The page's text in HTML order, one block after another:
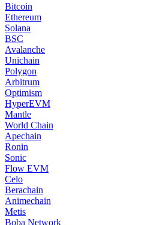
Bitcoin
Ethereum
Solana
BSC
Avalanche
Unichain
Polygon
Arbitrum
Optimism
HyperEVM
Mantle
World Chain
Apechain
Ronin
Sonic
Flow EVM
Celo
Berachain
Animechain
Metis
Boba Network